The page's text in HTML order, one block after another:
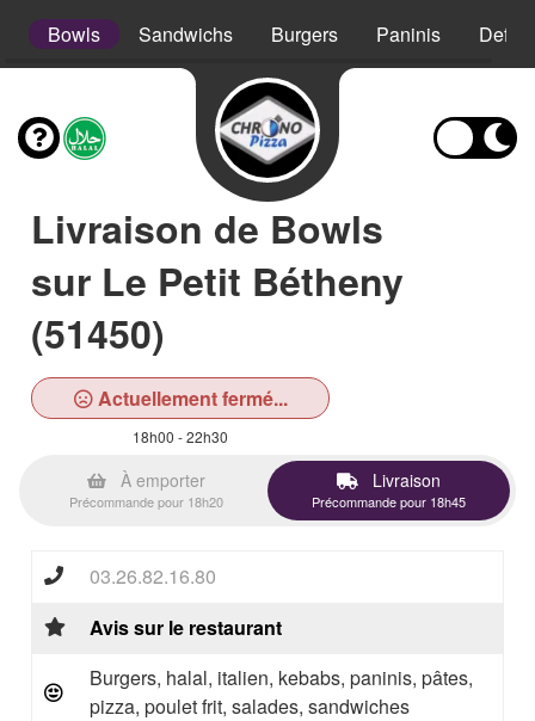
Bowls Sandwichs Burgers Paninis
Livraison de Bowls
sur Le Petit Bétheny
(51450)
Actuellement fermé...
18h00 - 22h30
À emporter
Précommande pour 18h20
Livraison
Précommande pour 18h45
03.26.82.16.80
Avis sur le restaurant
Burgers, halal, italien, kebabs, paninis, pâtes,
pizza, poulet frit, salades, sandwiches